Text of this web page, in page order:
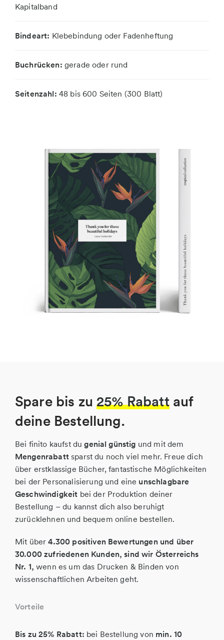
Kapitalband
Bindeart: Klebebindung oder Fadenheftung
Buchrücken: gerade oder rund
Seitenzahl: 48 bis 600 Seiten (300 Blatt)
Spare bis zu25% Rabattauf
deine Bestellung.
Bei finito kaufst dugenial günstig und mit dem
Mengenrabattsparst du noch viel mehr. Freue dich
über erstklassige Bücher, fantastische Möglichkeiten
bei der Personalisierung und eine unschlagbare
Geschwindigkeit bei der Produktion deiner
Bestellung – du kannst dich also beruhigt
zurücklehnen und bequem online bestellen.
Mit über4.300 positiven Bewertungen und über
30.000 zufriedenen Kunden, sind wir Österreichs
Nr. 1, wenn es um das Drucken & Binden von
wissenschaftlichen Arbeiten geht.
Vorteile
Bis zu 25% Rabatt: bei Bestellung von min. 10